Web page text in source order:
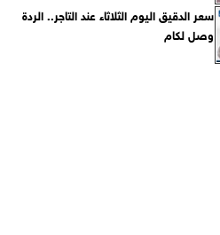
سعر الدقيق اليوم الثلاثاء عند التاجر.. الردة
وصل لكام